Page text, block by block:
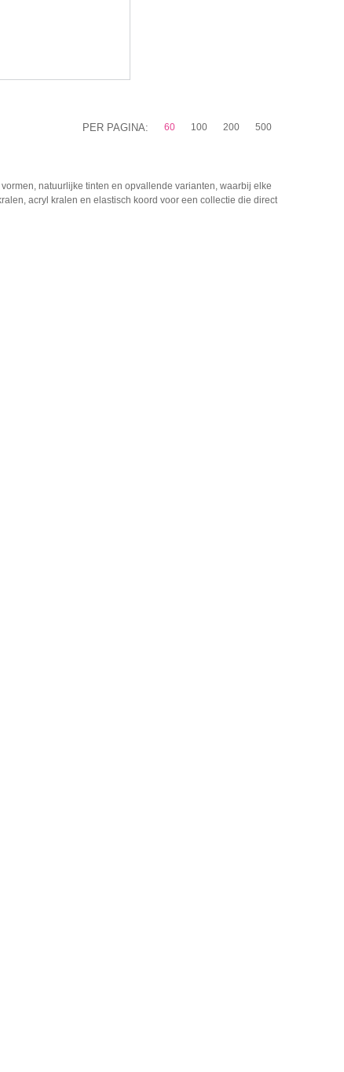
60 100 200 500
PER PAGINA:
natuurlijke tinten en opvallende varianten, waarbij elke
acryl kralen en elastisch koord voor een collectie die direct